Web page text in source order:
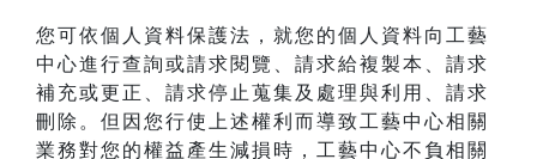
您可依個人資料保護法，就您的個人資料向工藝
中心進行查詢或請求閱覽、請求給複製本、請求
補充或更正、請求停止蒐集及處理與利用、請求
刪除。但因您行使上述權利而導致工藝中心相關
業務對您的權益產生減損時，工藝中心不負相關